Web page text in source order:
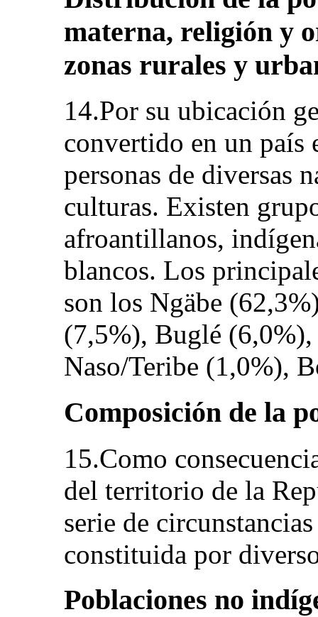
materna, religión y
zonas rurales y
14.Por su ubicación
convertido en un país
personas de diversas
culturas. Existen
afroantillanos,
blancos. Los
son los Ngäbe
(7,5%), Buglé
Naso/Teribe (1,0%),
Composición de la
15.Como
del territorio de la
serie de
constituida por
Poblaciones no